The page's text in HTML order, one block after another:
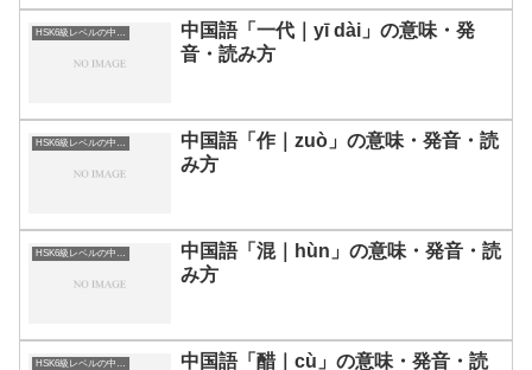
HSK6級レベルの中国語
中国語「一代｜yī dài」の意味・発
音・読み方
HSK6級レベルの中国語
中国語「作｜zuò」の意味・発音・読
み方
HSK6級レベルの中国語
中国語「混｜hùn」の意味・発音・読
み方
HSK6級レベルの中国語
中国語「醋｜cù」の意味・発音・読